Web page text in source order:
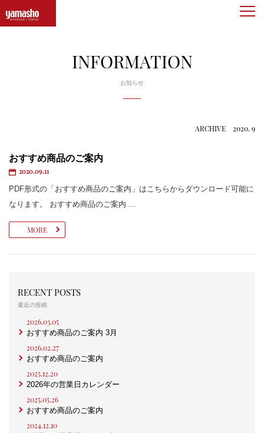
INFORMATION
お知らせ
ARCHIVE 2020. 9
おすすめ商品のご案内
2020.09.11
PDF形式の「おすすめ商品のご案内」はこちらからダウンロード可能に
なります。 おすすめ商品のご案内 …
MORE
RECENT POSTS
最近の投稿
2026.03.05
おすすめ商品のご案内 3月
2026.02.27
おすすめ商品のご案内
2025.12.20
2026年の営業日カレンダー
2025.05.26
おすすめ商品のご案内
2024.12.10